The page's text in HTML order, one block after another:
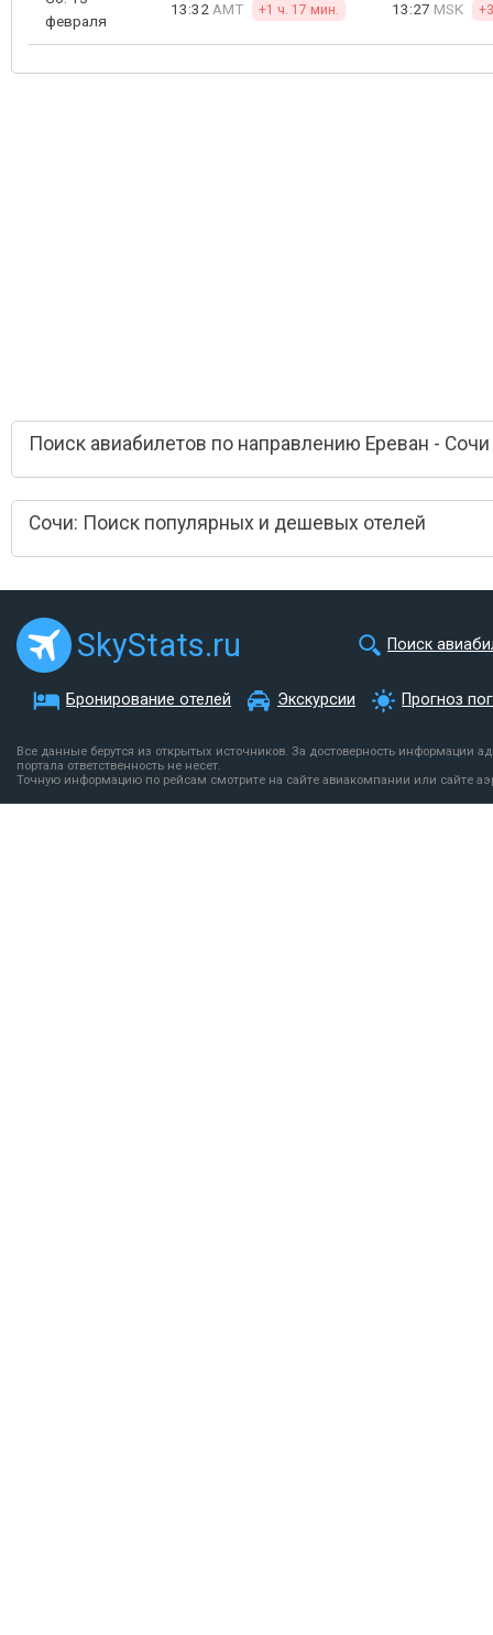
февраля
13:32 AMT +1 ч. 17 мин. 13:27 MSK
Поиск авиабилетов по направлению Ереван - Сочи
Сочи: Поиск популярных и дешевых отелей
SkyStats.ru Поиск
Бронирование отелей Экскурсии Прогноз
Все данные берутся из открытых источников. За достоверность информации
портала ответственность не несет.
Точную информацию по рейсам смотрите на сайте авиакомпании или сайте